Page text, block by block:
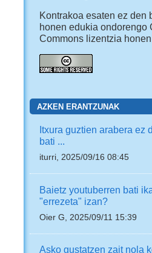
Kontrakoa esaten ez den
honen edukia ondorengo
Commons lizentzia
AZKEN ERANTZUNAK
Itxura guztien arabera ez
bati ...
iturri, 2025/09/16 08:45
Baietz youtuberren bati
"errezeta" izan?
Oier G, 2025/09/11 15:39
Asko gustatzen zait nola